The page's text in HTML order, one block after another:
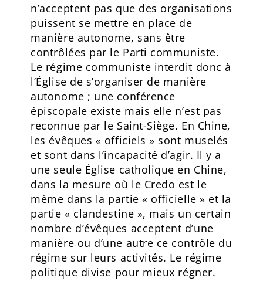
n’acceptent pas que des organisations
puissent se mettre en place de
manière autonome, sans être
contrôlées par le Parti communiste.
Le régime communiste interdit donc à
l’Église de s’organiser de manière
autonome ; une conférence
épiscopale existe mais elle n’est pas
reconnue par le Saint-Siège. En Chine,
les évêques « officiels » sont muselés
et sont dans l’incapacité d’agir. Il y a
une seule Église catholique en Chine,
dans la mesure où le Credo est le
même dans la partie « officielle » et la
partie « clandestine », mais un certain
nombre d’évêques acceptent d’une
manière ou d’une autre ce contrôle du
régime sur leurs activités. Le régime
politique divise pour mieux régner.